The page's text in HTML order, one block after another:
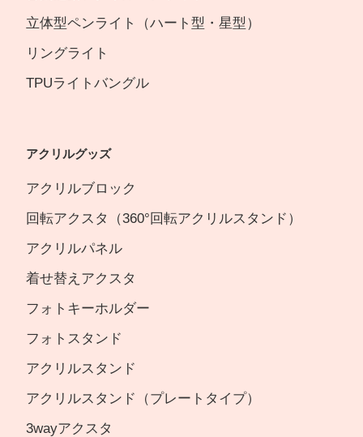
立体型ペンライト（ハート型・星型）
リングライト
TPUライトバングル
アクリルグッズ
アクリルブロック
回転アクスタ（360°回転アクリルスタンド）
アクリルパネル
着せ替えアクスタ
フォトキーホルダー
フォトスタンド
アクリルスタンド
アクリルスタンド（プレートタイプ）
3wayアクスタ